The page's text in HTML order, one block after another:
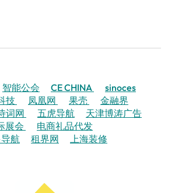
智能公会 CE CHINA
sinoces
技 凤凰网 果壳
金融界
词网 五虎导航
天津博涛广告
展会
电商礼品代发
航 租界网 上海装修